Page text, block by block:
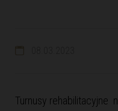
Turnusy rehabilitacyjne